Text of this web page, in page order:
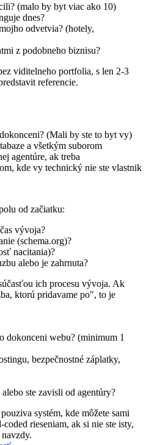
(malo by byt viac ako 10)
dnes?
odvetvia? (hotely,
z podobneho biznisu?
viditelneho portfolia, s len 2-3
referencie.
(Mali by ste to byt vy)
a všetkým suborom
agentúre, ak treba
kde vy technický nie ste vlastnik
od začiatku:
vývoja?
(schema.org)?
nacitania)?
alebo je zahrnuta?
ich procesu vývoja. Ak
ktorú pridavame po", to je
dokonceni webu? (minimum 1
bezpečnostné záplatky,
ste zavisli od agentúry?
systém, kde môžete sami
rieseniam, ak si nie ste isty,